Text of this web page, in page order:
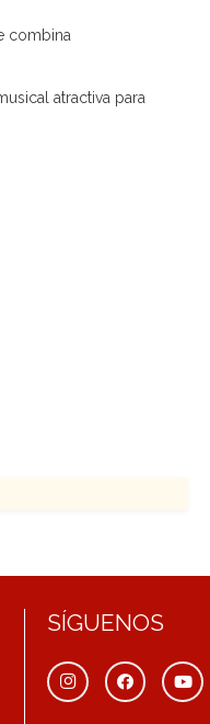
combina
atractiva para
SÍGUENOS